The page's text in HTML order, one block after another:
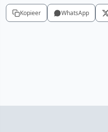
Kopieer WhatsApp